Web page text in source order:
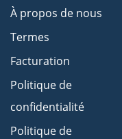
À propos de nous
Termes
Facturation
Politique de
confidentialité
Politique de